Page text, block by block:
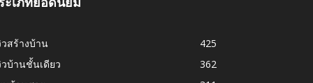
สร้างบ้าน
425
บ้านชั้นเดียว
362